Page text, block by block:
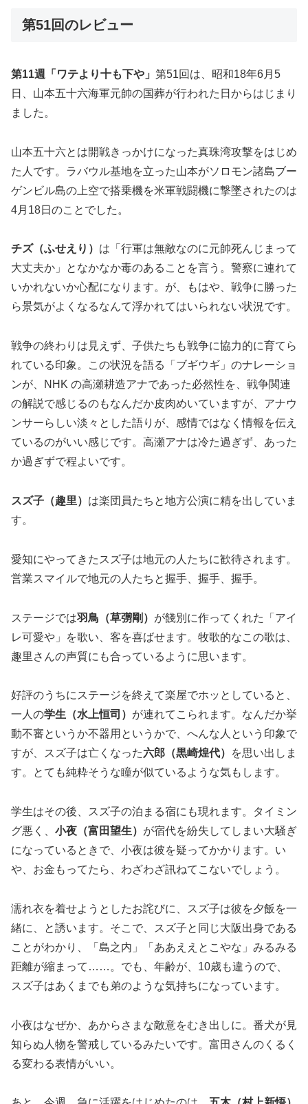
第51回のレビュー
第11週「ワテより十も下や」 第51回は、昭和18年6月5
日、山本五十六海軍元帥の国葬が行われた日からはじまり
ました。
山本五十六とは開戦きっかけになった真珠湾攻撃をはじめ
た人です。ラバウル基地を立った山本がソロモン諸島ブー
ゲンビル島の上空で搭乗機を米軍戦闘機に撃墜されたのは
4月18日のことでした。
チズ（ふせえり） は「行軍は無敵なのに元帥死んじまって
大丈夫か」となかなか毒のあることを言う。警察に連れて
いかれないか心配になります。が、もはや、戦争に勝った
ら景気がよくなるなんて浮かれてはいられない状況です。
戦争の終わりは見えず、子供たちも戦争に協力的に育てら
れている印象。この状況を語る「ブギウギ」のナレーショ
ンが、NHK の高瀬耕造アナであった必然性を、戦争関連
の解説で感じるのもなんだか皮肉めいていますが、アナウ
ンサーらしい淡々とした語りが、感情ではなく情報を伝え
ているのがいい感じです。高瀬アナは冷た過ぎず、あった
か過ぎずで程よいです。
スズ子（趣里） は楽団員たちと地方公演に精を出していま
す。
愛知にやってきたスズ子は地元の人たちに歓待されます。
営業スマイルで地元の人たちと握手、握手、握手。
ステージでは羽鳥（草彅剛） が餞別に作ってくれた「アイ
レ可愛や」を歌い、客を喜ばせます。牧歌的なこの歌は、
趣里さんの声質にも合っているように思います。
好評のうちにステージを終えて楽屋でホッとしていると、
一人の学生（水上恒司） が連れてこられます。なんだか挙
動不審というか不器用というかで、へんな人という印象で
すが、スズ子は亡くなった六郎（黒崎煌代）
を思い出しま
す。とても純粋そうな瞳が似ているような気もします。
学生はその後、スズ子の泊まる宿にも現れます。タイミン
グ悪く、 小夜（富田望生） が宿代を紛失してしまい大騒ぎ
になっているときで、小夜は彼を疑ってかかります。い
や、お金もってたら、わざわざ訊ねてこないでしょう。
濡れ衣を着せようとしたお詫びに、スズ子は彼を夕飯を一
緒に、と誘います。そこで、スズ子と同じ大阪出身である
ことがわかり、「島之内」「ああええとこやな」みるみる
距離が縮まって……。でも、年齢が、10歳も違うので、
スズ子はあくまでも弟のような気持ちになっています。
小夜はなぜか、あからさまな敵意をむき出しに。番犬が見
知らぬ人物を警戒しているみたいです。富田さんのくるく
る変わる表情がいい。